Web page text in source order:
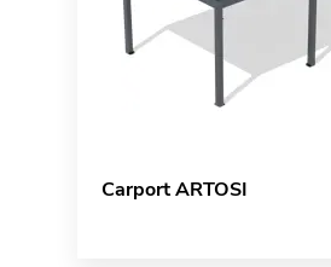
Carport ARTOSI